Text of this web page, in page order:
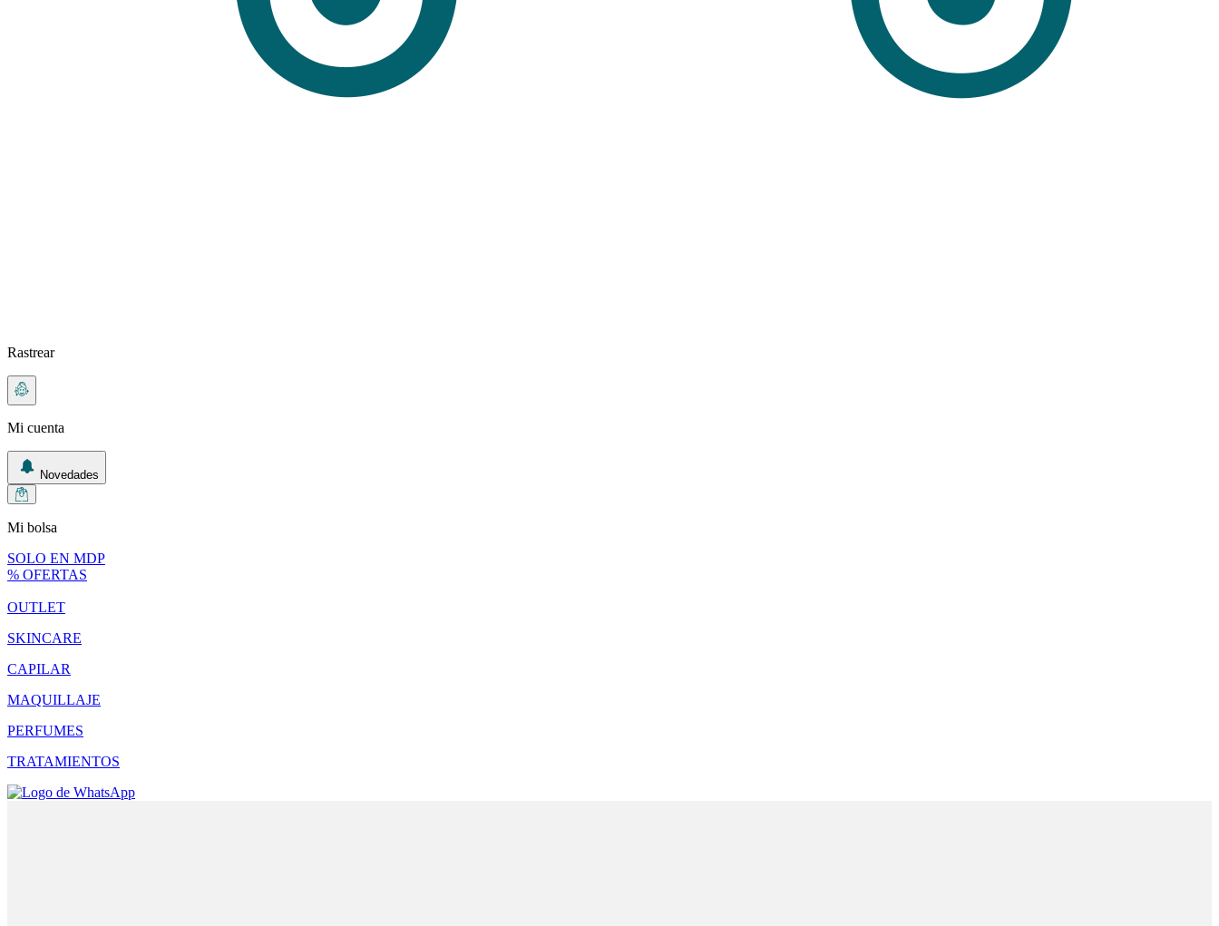
Rastrear
Mi cuenta
Novedades
Mi bolsa
SOLO EN MDP
% OFERTAS
OUTLET
SKINCARE
CAPILAR
MAQUILLAJE
PERFUMES
TRATAMIENTOS